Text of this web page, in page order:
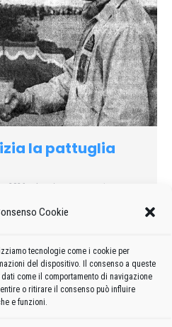
Cookie
tecnologie come i cookie per
del dispositivo. Il consenso a queste
come il comportamento di navigazione
o ritirare il consenso può influire
e funzioni.
la pattuglia
2026 Lascia un commento
(Liegi) con un volo di un’ora e
acrobatica nazionale,
giornata conclusiva dei 26.o
e dello spazio